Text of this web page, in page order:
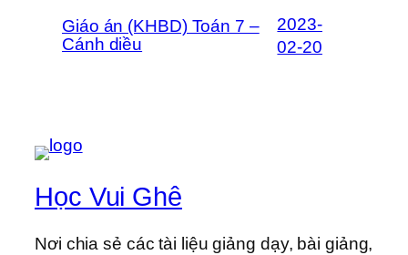
Giáo án (KHBD) Toán 7 –
Cánh diều
2023-
02-20
Học Vui Ghê
Nơi chia sẻ các tài liệu giảng dạy, bài giảng,